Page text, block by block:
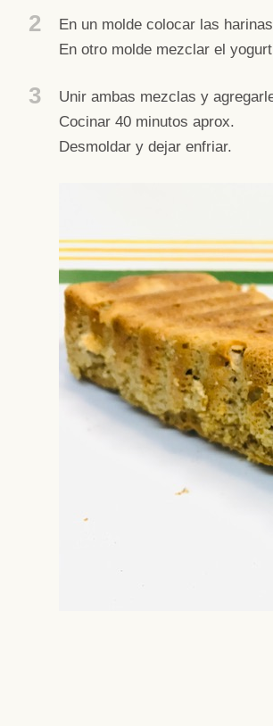
2
En un molde colocar las
En otro molde mezclar el
3
Unir ambas mezclas y
Cocinar 40 minutos aprox.
Desmoldar y dejar enfriar.